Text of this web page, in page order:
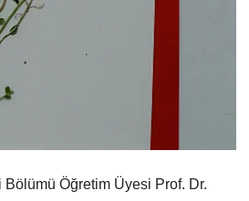
Öğretim Üyesi Prof. Dr.